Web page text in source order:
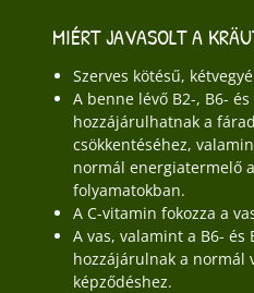
MIÉRT JAVASOLT A
Szerves kötésű,
A benne lévő B2-, B6-
hozzájárulhatnak a
csökkentéséhez,
normál energiatermelő
folyamatokban.
A C-vitamin fokozza a
A vas, valamint a B6- és
hozzájárulnak a normál
képződéshez.